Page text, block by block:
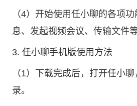
（4）开始使用任小聊的各项
息、发起视频会议、传输文件等
3. 任小聊手机版使用方法
（1）下载完成后，打开任小
录。